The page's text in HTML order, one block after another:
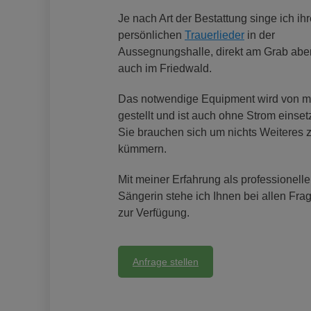
Je nach Art der Bestattung singe ich
persönlichen Trauerlieder in der
Aussegnungshalle, direkt am Grab
auch im Friedwald.
Das notwendige Equipment wird von
gestellt und ist auch ohne Strom
Sie brauchen sich um nichts Weiteres
kümmern.
Mit meiner Erfahrung als professionelle
Sängerin stehe ich Ihnen bei allen
zur Verfügung.
Anfrage stellen